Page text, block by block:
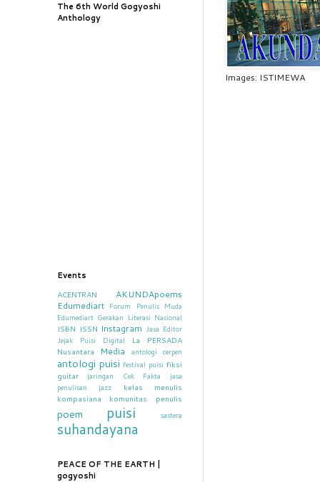
Images: ISTIMEWA
The 6th World Gogyoshi
Anthology
Events
ACENTRAN
AKUNDApoems
Edumediart Forum Penulis Muda
Edumediart Gerakan Literasi Nasional
ISBN ISSN Instagram Jasa Editor
Jejak Puisi Digital
La PERSADA
Nusantara
Media antologi cerpen
antologi puisi festival puisi fiksi
guitar
jaringan Cek Fakta
jasa
penulisan
jazz
kelas menulis
kompasiana
komunitas penulis
poem puisi sastera
suhandayana
PEACE OF THE EARTH |
gogyoshi